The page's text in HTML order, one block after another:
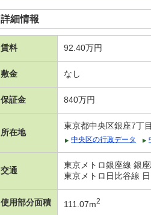
詳細情報
賃料 92.40万円
敷金 なし
保証金 840万円
所在地
東京都中央区銀座7丁
中央区の行政データ
交通
東京メトロ銀座線 銀
東京メトロ日比谷線
使用部分面積 111.07m2